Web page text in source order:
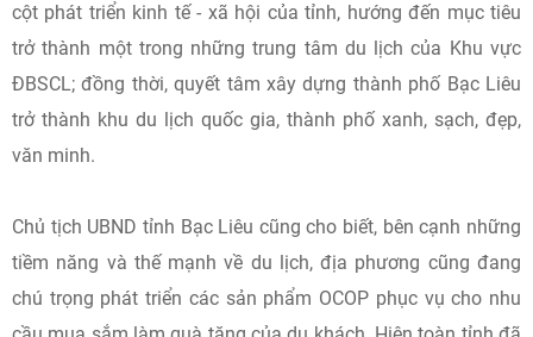
cột phát triển kinh tế - xã hội của tỉnh, hướng đến mục tiêu
trở thành một trong những trung tâm du lịch của Khu vực
ĐBSCL; đồng thời, quyết tâm xây dựng thành phố Bạc Liêu
trở thành khu du lịch quốc gia, thành phố xanh, sạch, đẹp,
văn minh.
Chủ tịch UBND tỉnh Bạc Liêu cũng cho biết, bên cạnh những
tiềm năng và thế mạnh về du lịch, địa phương cũng đang
chú trọng phát triển các sản phẩm OCOP phục vụ cho nhu